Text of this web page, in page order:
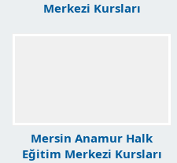
Merkezi Kursları
Mersin Anamur Halk
Eğitim Merkezi Kursları